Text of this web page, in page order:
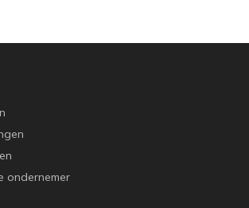
ondernemer